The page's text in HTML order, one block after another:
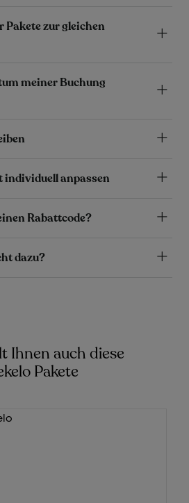
Pakete zur gleichen
meiner Buchung
individuell anpassen
Rabattcode?
dazu?
Ihnen auch diese
Pakete